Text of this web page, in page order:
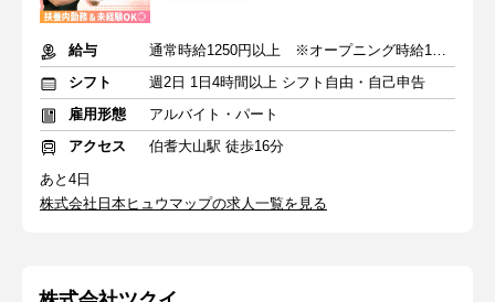
給与
通常時給1250円以上 ※オープニング時給1450円以上
シフト
週2日 1日4時間以上 シフト自由・自己申告
雇用形態
アルバイト・パート
アクセス
伯耆大山駅 徒歩16分
あと4日
株式会社日本ヒュウマップの求人一覧を見る